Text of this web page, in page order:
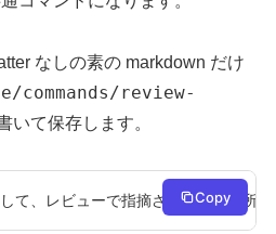
なしの素の markdown だけ
commands/review-
いて保存します。
て、レビューで指摘されそうな箇所
Copy